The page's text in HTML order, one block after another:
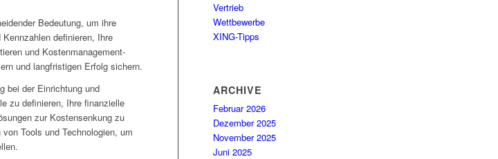
Bedeutung, um ihre
definieren, Ihre
und Kostenmanagement-
und langfristigen Erfolg sichern.
bei der Einrichtung und
zu definieren, Ihre finanzielle
zur Kostensenkung zu
Tools und Technologien, um
Vertrieb
Wettbewerbe
XING-Tipps
ARCHIVE
Februar 2026
Dezember 2025
November 2025
Juni 2025